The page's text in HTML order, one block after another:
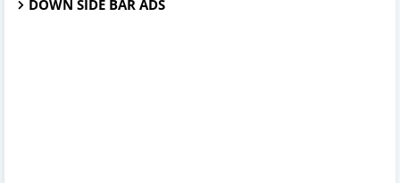
DOWN SIDE BAR ADS